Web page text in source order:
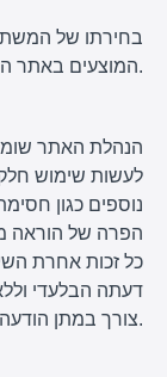
המוצעים באתר הינם על אחריותו בלבד.
לעשות שימוש
נוספים כגון
הפרה של הוראה
כל זכות אחרת
דעתה הבלעדי
צורך במתן הודעה מוקדמת.